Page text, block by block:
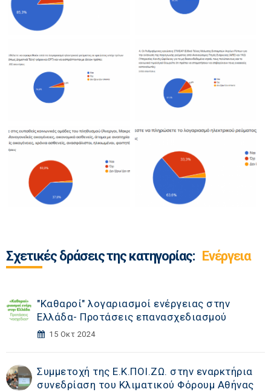
Σχετικές δράσεις της κατηγορίας: Ενέργεια
"Καθαροί" λογαριασμοί ενέργειας στην
Ελλάδα- Προτάσεις επανασχεδιασμού
15 Οκτ 2024
Συμμετοχή της Ε.Κ.ΠΟΙ.ΖΩ. στην εναρκτήρια
συνεδρίαση του Κλιματικού Φόρουμ Αθήνας